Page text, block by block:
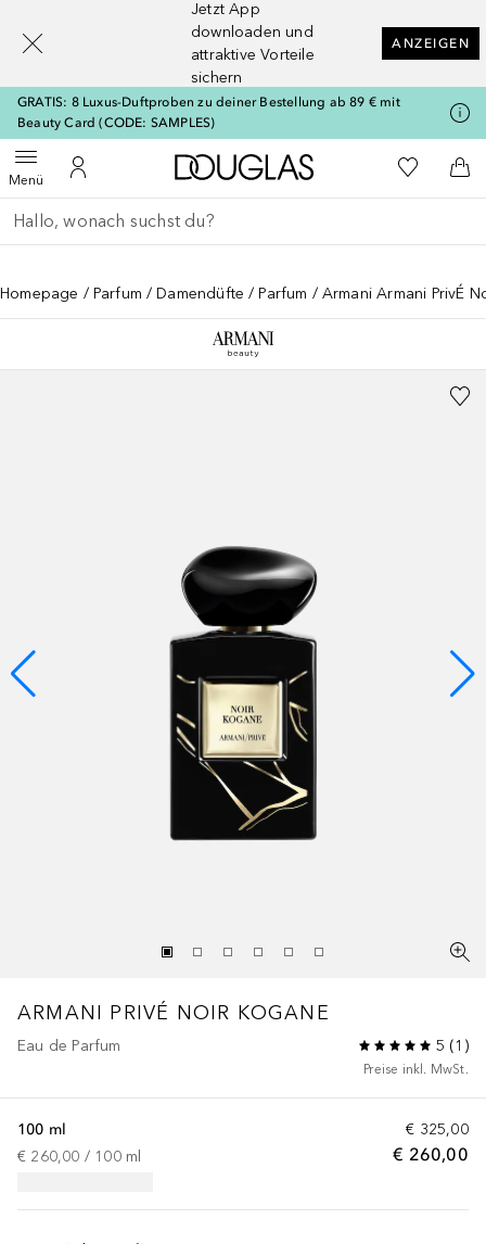
Jetzt App
downloaden und
attraktive Vorteile
sichern
ANZEIGEN
GRATIS: 8 Luxus-Duftproben zu deiner Bestellung ab 89 € mit
Beauty Card (CODE: SAMPLES)
MenüMenü öffnenZu Meinem Kundenkonto
Zur Douglas Startseite
Zu Meiner
Gehe zurück
Suche ausführen
Homepage Parfum Damendüfte Parfum Armani Armani PrivÉ
ARMANI PRIVÉ NOIR KOGANE
Eau de Parfum 5 (1 )
Preise inkl. MwSt.
€ 325,00
€ 260,00
100 ml
€ 260,00 / 100 ml
[navigation.slideout.screenreader]